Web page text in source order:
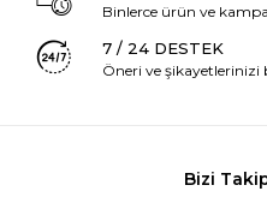
Binlerce ürün ve
7 / 24 DESTEK
Öneri ve şikayetlerinizi
Bizi